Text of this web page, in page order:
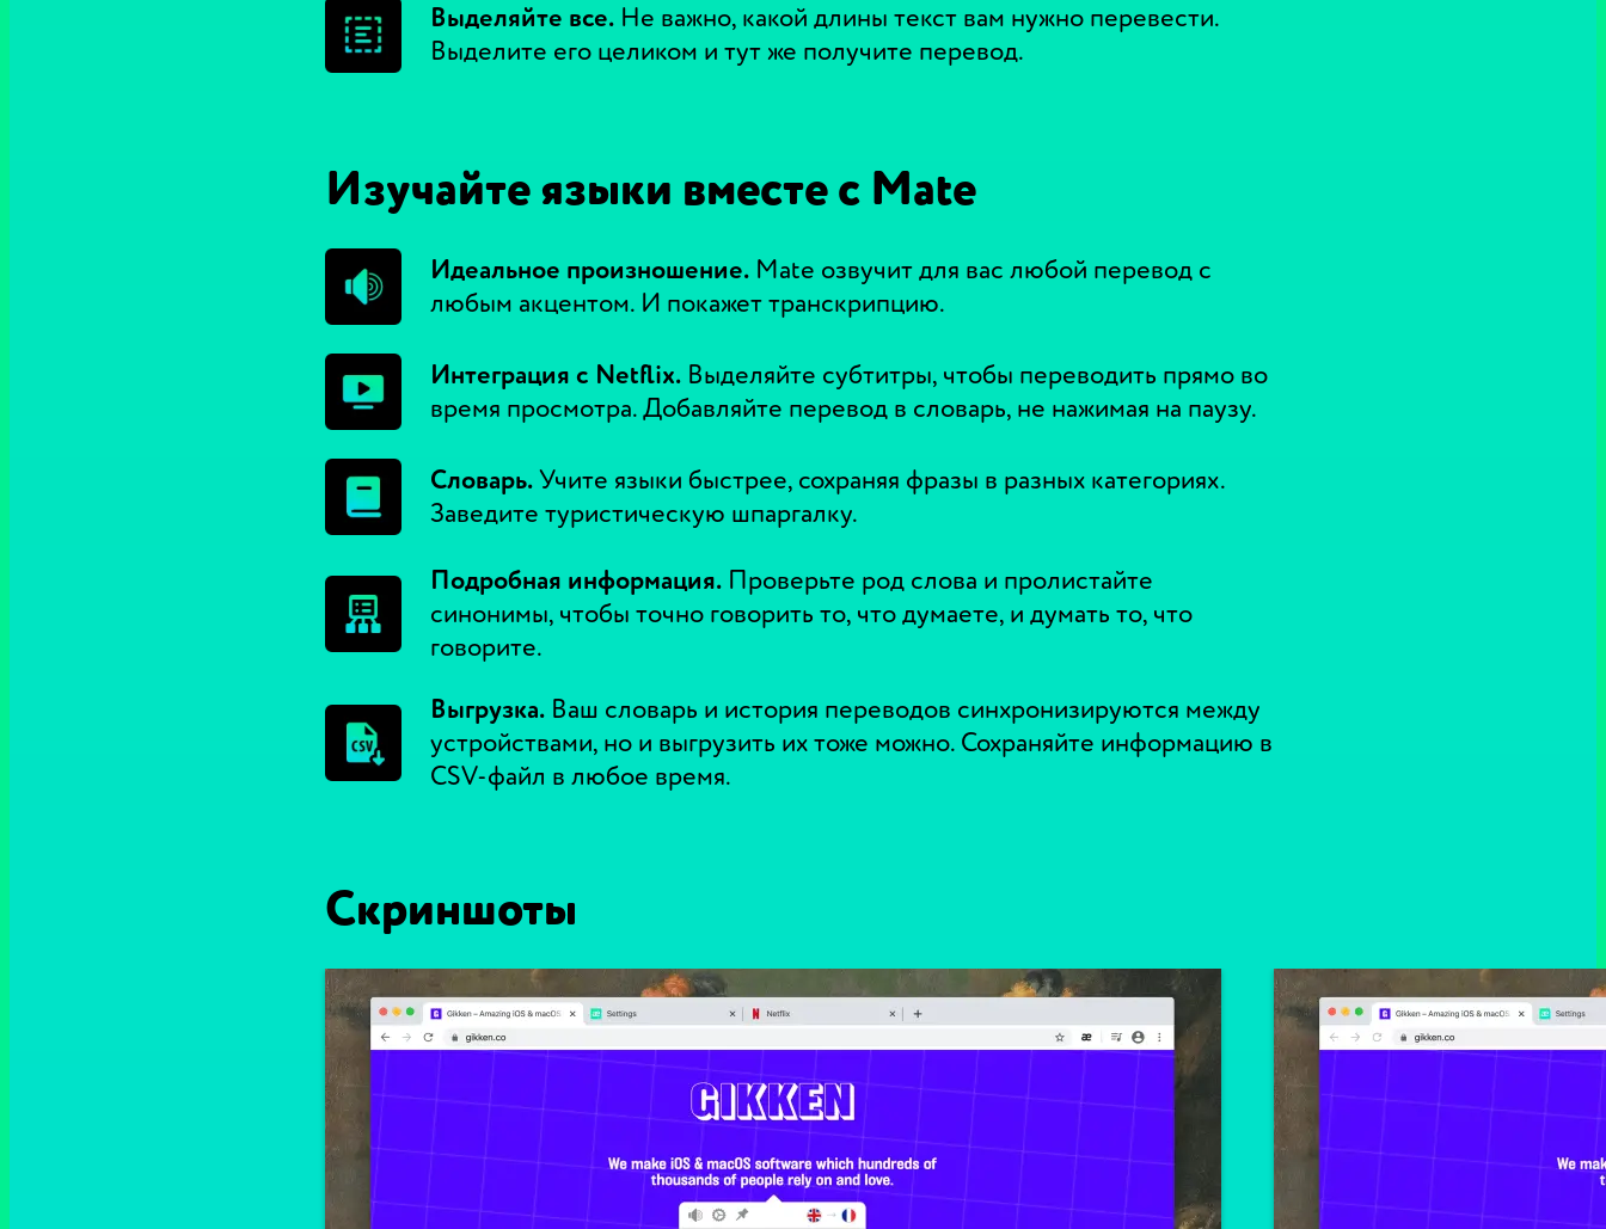
Выделяйте все. Не важно, какой длины текст вам нужно перевести.
Выделите его целиком и тут же получите перевод.
Изучайте языки вместе с Mate
Идеальное произношение. Mate озвучит для вас любой перевод с
любым акцентом. И покажет транскрипцию.
Интеграция с Netflix. Выделяйте субтитры, чтобы переводить прямо во
время просмотра. Добавляйте перевод в словарь, не нажимая на паузу.
Словарь.Учите языки быстрее, сохраняя фразы в разных категориях.
Заведите туристическую шпаргалку.
Подробная информация. Проверьте род слова и пролистайте
синонимы, чтобы точно говорить то, что думаете, и думать то, что
говорите.
Выгрузка. Ваш словарь и история переводов синхронизируются между
устройствами, но и выгрузить их тоже можно. Сохраняйте информацию в
CSV-файл в любое время.
Скриншоты